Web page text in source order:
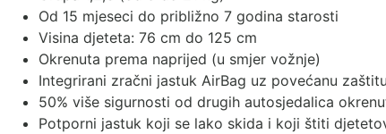
Od 15 mjeseci do približno 7 godina starosti
Visina djeteta: 76 cm do 125 cm
Okrenuta prema naprijed (u smjer vožnje)
Integrirani zračni jastuk AirBag uz povećanu
50% više sigurnosti od drugih autosjedalica
Potporni jastuk koji se lako skida i koji štiti